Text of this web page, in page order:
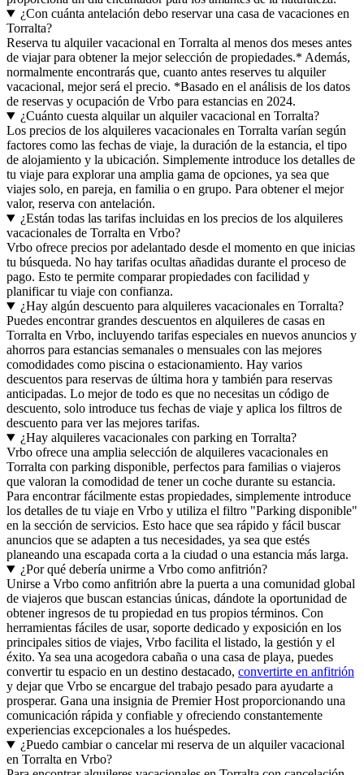
¿Con cuánta antelación debo reservar una casa de vacaciones en
Torralta?
Reserva tu alquiler vacacional en Torralta al menos dos meses antes
de viajar para obtener la mejor selección de propiedades.* Además,
normalmente encontrarás que, cuanto antes reserves tu alquiler
vacacional, mejor será el precio. *Basado en el análisis de los datos
de reservas y ocupación de Vrbo para estancias en 2024.
¿Cuánto cuesta alquilar un alquiler vacacional en Torralta?
Los precios de los alquileres vacacionales en Torralta varían según
factores como las fechas de viaje, la duración de la estancia, el tipo
de alojamiento y la ubicación. Simplemente introduce los detalles de
tu viaje para explorar una amplia gama de opciones, ya sea que
viajes solo, en pareja, en familia o en grupo. Para obtener el mejor
valor, reserva con antelación.
¿Están todas las tarifas incluidas en los precios de los alquileres
vacacionales de Torralta en Vrbo?
Vrbo ofrece precios por adelantado desde el momento en que inicias
tu búsqueda. No hay tarifas ocultas añadidas durante el proceso de
pago. Esto te permite comparar propiedades con facilidad y
planificar tu viaje con confianza.
¿Hay algún descuento para alquileres vacacionales en Torralta?
Puedes encontrar grandes descuentos en alquileres de casas en
Torralta en Vrbo, incluyendo tarifas especiales en nuevos anuncios y
ahorros para estancias semanales o mensuales con las mejores
comodidades como piscina o estacionamiento. Hay varios
descuentos para reservas de última hora y también para reservas
anticipadas. Lo mejor de todo es que no necesitas un código de
descuento, solo introduce tus fechas de viaje y aplica los filtros de
descuento para ver las mejores tarifas.
¿Hay alquileres vacacionales con parking en Torralta?
Vrbo ofrece una amplia selección de alquileres vacacionales en
Torralta con parking disponible, perfectos para familias o viajeros
que valoran la comodidad de tener un coche durante su estancia.
Para encontrar fácilmente estas propiedades, simplemente introduce
los detalles de tu viaje en Vrbo y utiliza el filtro "Parking disponible"
en la sección de servicios. Esto hace que sea rápido y fácil buscar
anuncios que se adapten a tus necesidades, ya sea que estés
planeando una escapada corta a la ciudad o una estancia más larga.
¿Por qué debería unirme a Vrbo como anfitrión?
Unirse a Vrbo como anfitrión abre la puerta a una comunidad global
de viajeros que buscan estancias únicas, dándote la oportunidad de
obtener ingresos de tu propiedad en tus propios términos. Con
herramientas fáciles de usar, soporte dedicado y exposición en los
principales sitios de viajes, Vrbo facilita el listado, la gestión y el
éxito. Ya sea una acogedora cabaña o una casa de playa, puedes
convertir tu espacio en un destino destacado, convertirte en anfitrión
y dejar que Vrbo se encargue del trabajo pesado para ayudarte a
prosperar. Gana una insignia de Premier Host proporcionando una
comunicación rápida y confiable y ofreciendo constantemente
experiencias excepcionales a los huéspedes.
¿Puedo cambiar o cancelar mi reserva de un alquiler vacacional
en Torralta en Vrbo?